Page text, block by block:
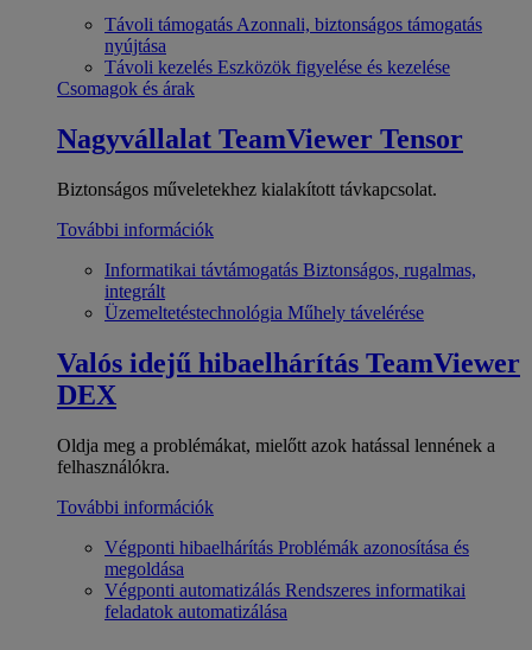
Távoli támogatás Azonnali, biztonságos támogatás
nyújtása
Távoli kezelés Eszközök figyelése és kezelése
Csomagok és árak
Nagyvállalat TeamViewer Tensor
Biztonságos műveletekhez kialakított távkapcsolat.
További információk
Informatikai távtámogatás Biztonságos, rugalmas,
integrált
Üzemeltetéstechnológia Műhely távelérése
Valós idejű hibaelhárítás TeamViewer
DEX
Oldja meg a problémákat, mielőtt azok hatással lennének a
felhasználókra.
További információk
Végponti hibaelhárítás Problémák azonosítása és
megoldása
Végponti automatizálás Rendszeres informatikai
feladatok automatizálása